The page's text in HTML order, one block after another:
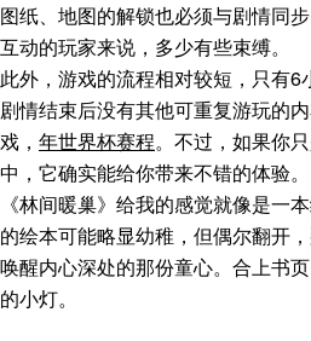
图纸、地图的解锁也必须与剧情同
互动的玩家来说，多少有些束缚。
此外，游戏的流程相对较短，只有
剧情结束后没有其他可重复游玩的
戏， 年世界杯赛程。不过，如果你
中，它确实能给你带来不错的体验。
《林间暖巢》给我的感觉就像是一
的绘本可能略显幼稚，但偶尔翻开
唤醒内心深处的那份童心。合上书
的小灯。